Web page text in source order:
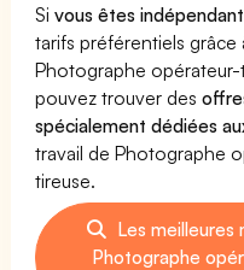
Sivous êtes
tarifs préférentiels
Photographe
pouvez trouver des
spécialement dédiées
travail de Photographe
tireuse.
Les
Photographe